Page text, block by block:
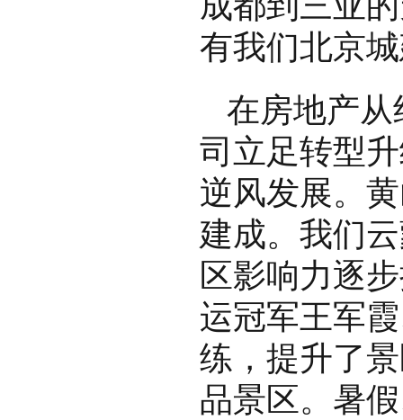
有我们北京
在房地产
司立足转型
逆风发展。
建成。我们
区影响力逐
运冠军王军
练，提升了
品景区。暑